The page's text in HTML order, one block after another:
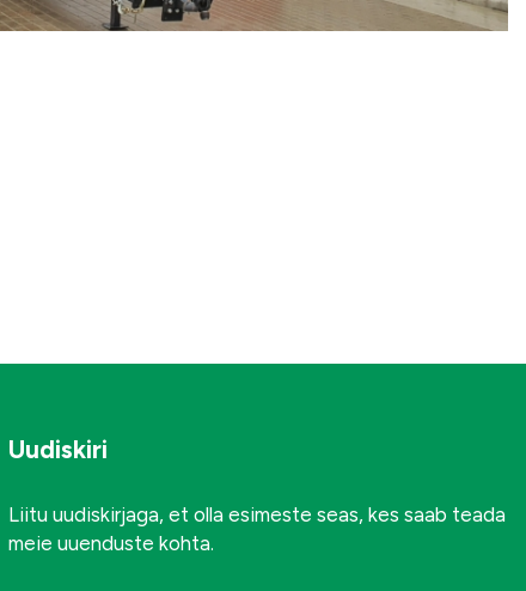
Uudiskiri
Liitu uudiskirjaga, et olla esimeste seas, kes saab teada
meie uuenduste kohta.